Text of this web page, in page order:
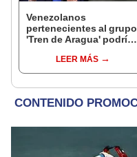
Venezolanos
pertenecientes al grupo
'Tren de Aragua' podrían
UU. y llevados a
cárceles de El Salvador
LEER MÁS